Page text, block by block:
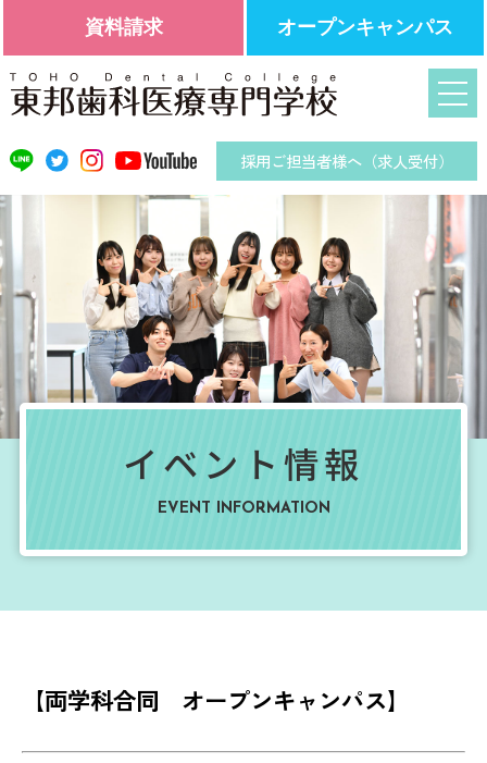
採用ご担当者様へ（求人受付）
イベント情報
EVENT INFORMATION
【両学科合同 オープンキャンパス】
資料請求 オープンキャンパス